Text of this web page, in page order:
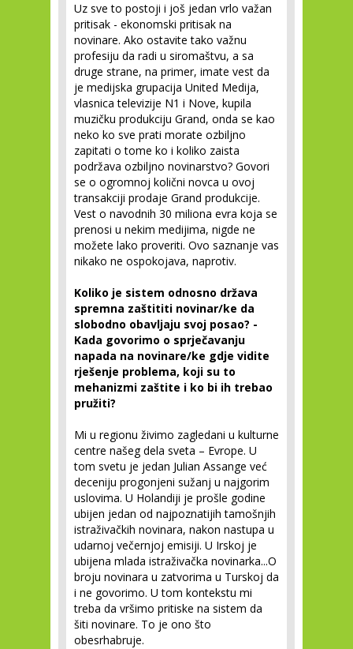
Uz sve to postoji i još jedan vrlo važan
pritisak - ekonomski pritisak na
novinare. Ako ostavite tako važnu
profesiju da radi u siromaštvu, a sa
druge strane, na primer, imate vest da
je medijska grupacija United Medija,
vlasnica televizije N1 i Nove, kupila
muzičku produkciju Grand, onda se kao
neko ko sve prati morate ozbiljno
zapitati o tome ko i koliko zaista
podržava ozbiljno novinarstvo? Govori
se o ogromnoj količni novca u ovoj
transakciji prodaje Grand produkcije.
Vest o navodnih 30 miliona evra koja se
prenosi u nekim medijima, nigde ne
možete lako proveriti. Ovo saznanje vas
nikako ne ospokojava, naprotiv.
Koliko je sistem odnosno država
spremna zaštititi novinar/ke da
slobodno obavljaju svoj posao? -
Kada govorimo o sprječavanju
napada na novinare/ke gdje vidite
rješenje problema, koji su to
mehanizmi zaštite i ko bi ih trebao
pružiti?
Mi u regionu živimo zagledani u kulturne
centre našeg dela sveta – Evrope. U
tom svetu je jedan Julian Assange već
deceniju progonjeni sužanj u najgorim
uslovima. U Holandiji je prošle godine
ubijen jedan od najpoznatijih tamošnjih
istraživačkih novinara, nakon nastupa u
udarnoj večernjoj emisiji. U Irskoj je
ubijena mlada istraživačka novinarka...O
broju novinara u zatvorima u Turskoj da
i ne govorimo. U tom kontekstu mi
treba da vršimo pritiske na sistem da
šiti novinare. To je ono što
obesrhabruje.